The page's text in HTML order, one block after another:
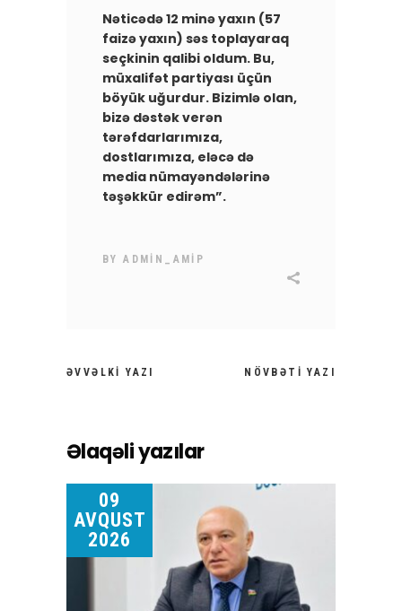
Nəticədə 12 minə yaxın (57
faizə yaxın) səs toplayaraq
seçkinin qalibi oldum. Bu,
müxalifət partiyası üçün
böyük uğurdur. Bizimlə olan,
bizə dəstək verən
tərəfdarlarımıza,
dostlarımıza, eləcə də
media nümayəndələrinə
təşəkkür edirəm”.
BYADMIN_AMIP
ƏVVƏLKI YAZI NÖVBƏTI YAZI
Əlaqəli yazılar
09
AVQUST
2026